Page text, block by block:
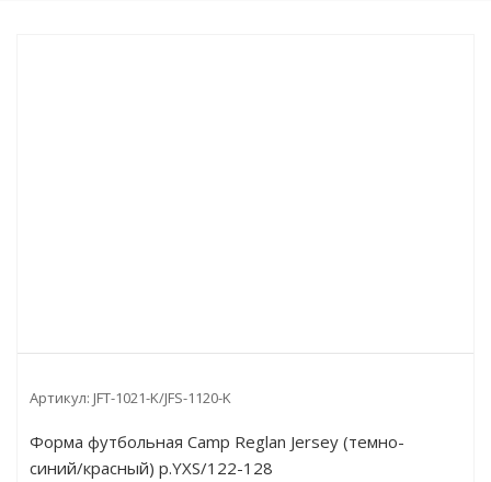
Артикул: JFT-1021-K/JFS-1120-K
Форма футбольная Camp Reglan Jersey (темно-
синий/красный) р.YXS/122-128